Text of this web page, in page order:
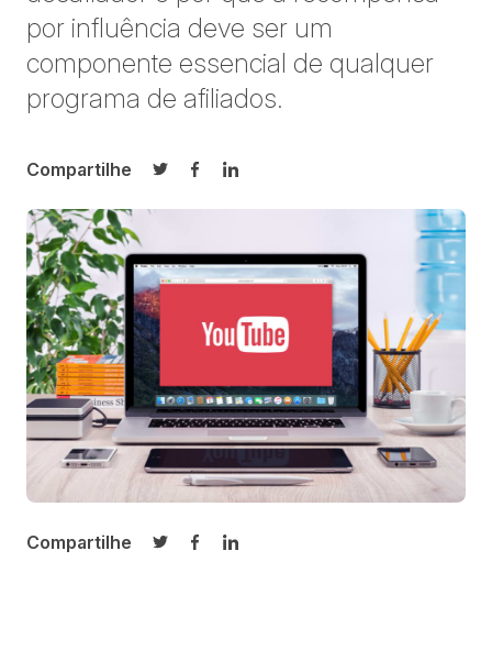
por influência deve ser um
componente essencial de qualquer
programa de afiliados.
Compartilhe
Compartilhar no Twitter
Compartilhar no Facebook
Compartilhar no LinkedIn
Compartilhe
Compartilhar no Twitter
Compartilhar no Facebook
Compartilhar no LinkedIn